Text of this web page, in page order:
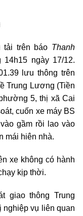
tải trên báo Thanh
ngày 17/12.
lưu thông trên
Trung Lương (Tiền
5, thị xã Cai
cuốn xe máy BS
gầm rồi lao vào
mái hiên nhà.
xe không có hành
kịp thời.
giao thông Trung
vụ liên quan